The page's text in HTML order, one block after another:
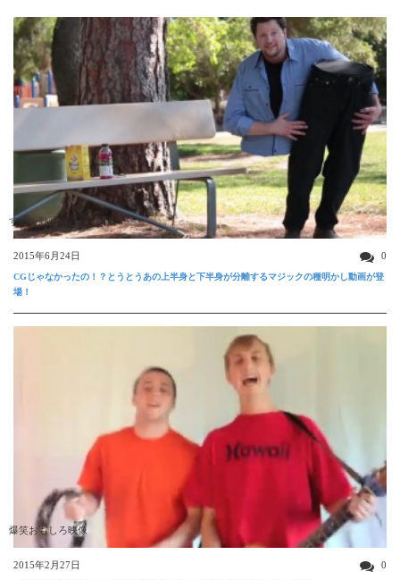
すごい動画
2015年6月24日 0
CGじゃなかったの！？とうとうあの上半身と下半身が分離するマジックの種明かし動画が登
場！
爆笑おもしろ映像
2015年2月27日 0